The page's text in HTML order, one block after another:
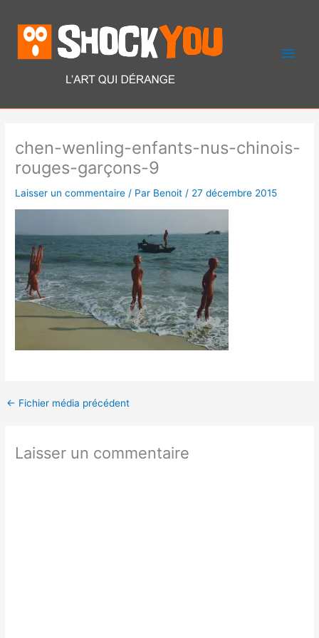
contenu
chen-wenling-enfants-nus-chinois-
rouges-garçons-9
Laisser un commentaire / Par Benoit / 27 décembre 2015
← Fichier média précédent
Laisser un commentaire